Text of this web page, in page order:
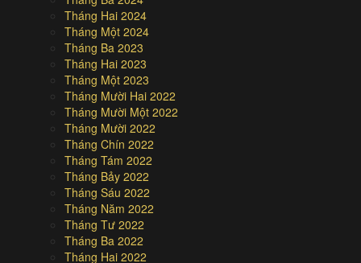
Tháng Hai 2024
Tháng Một 2024
Tháng Ba 2023
Tháng Hai 2023
Tháng Một 2023
Tháng Mười Hai 2022
Tháng Mười Một 2022
Tháng Mười 2022
Tháng Chín 2022
Tháng Tám 2022
Tháng Bảy 2022
Tháng Sáu 2022
Tháng Năm 2022
Tháng Tư 2022
Tháng Ba 2022
Tháng Hai 2022